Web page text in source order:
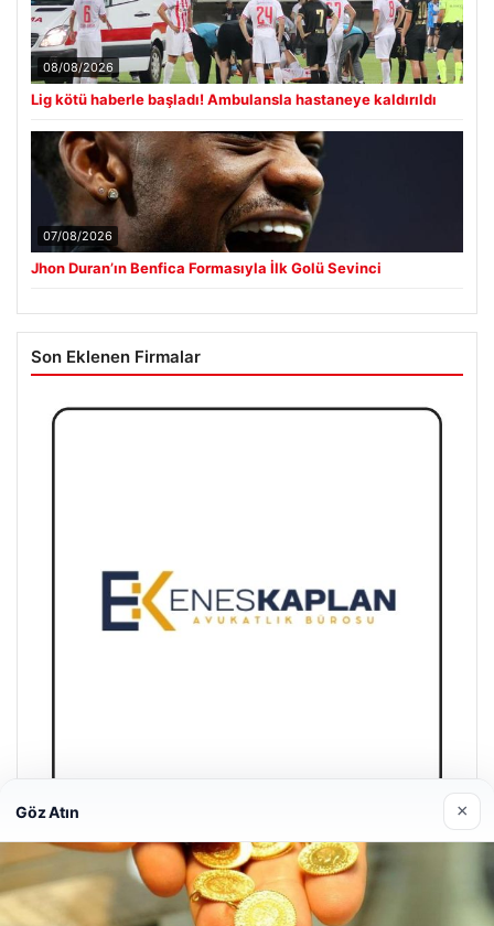
08/08/2026
Lig kötü haberle başladı! Ambulansla hastaneye kaldırıldı
07/08/2026
Jhon Duran’ın Benfica Formasıyla İlk Golü Sevinci
Son Eklenen Firmalar
Enes Kaplan Avukatlık Bürosu
Göz Atın ×